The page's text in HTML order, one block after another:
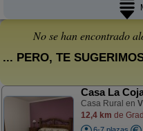
No se han encontrado
... PERO, TE
Casa La
Casa Rural en
12,4 km de